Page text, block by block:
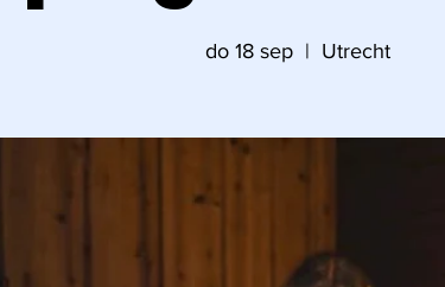
do 18 sep
  |
Utrecht